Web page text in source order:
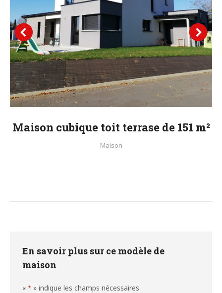
Maison cubique toit terrase de 151 m²
Maison
En savoir plus sur ce modèle de
maison
« * » indique les champs nécessaires